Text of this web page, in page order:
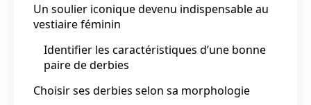
Un soulier iconique devenu indispensable au
vestiaire féminin
Identifier les caractéristiques d’une bonne
paire de derbies
Choisir ses derbies selon sa morphologie